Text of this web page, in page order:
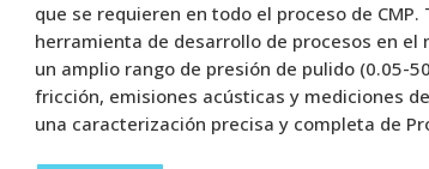
que se requieren en todo el proceso de CMP.
herramienta de desarrollo de procesos en el
un amplio rango de presión de pulido (0.05-
fricción, emisiones acústicas y mediciones
una caracterización precisa y completa de